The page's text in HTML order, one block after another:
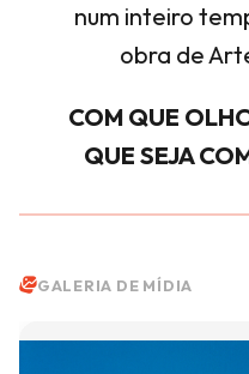
num inteiro
obra de
COM QUE
QUE SEJA
GALERIA DE MÍDIA